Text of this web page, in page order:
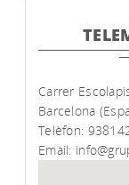
Carrer
Barcelona
Telèfon:
Email: